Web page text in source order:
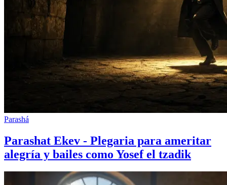
Parashá
Parashat Ekev - Plegaria para ameritar
alegría y bailes como Yosef el tzadik